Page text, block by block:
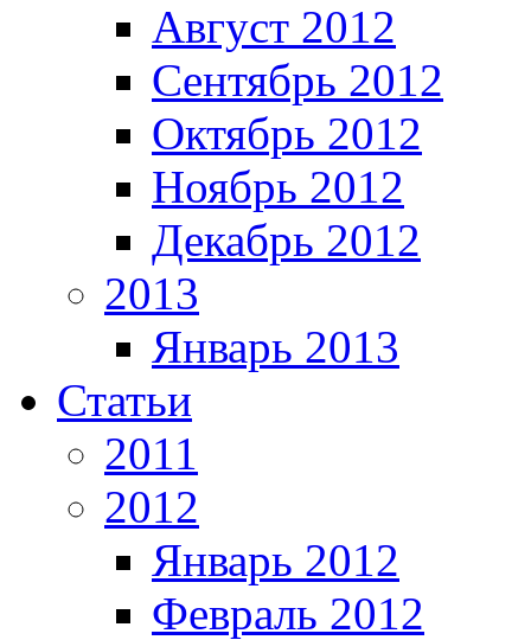
Август 2012
Сентябрь 2012
Октябрь 2012
Ноябрь 2012
Декабрь 2012
2013
Январь 2013
Статьи
2011
2012
Январь 2012
Февраль 2012